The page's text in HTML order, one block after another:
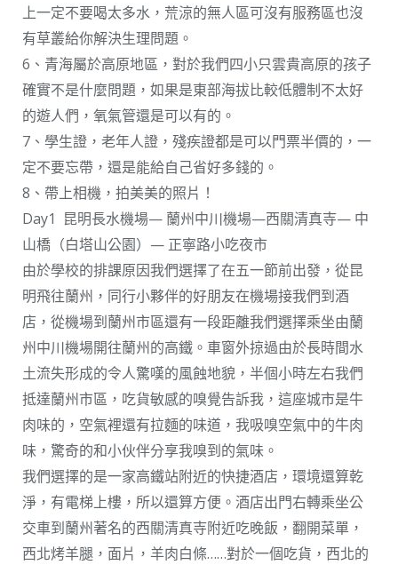
上一定不要喝太多水，荒涼的無人區可沒有服務區也沒
有草叢給你解決生理問題。
6、青海屬於高原地區，對於我們四小只雲貴高原的孩子
確實不是什麼問題，如果是東部海拔比較低體制不太好
的遊人們，氧氣管還是可以有的。
7、學生證，老年人證，殘疾證都是可以門票半價的，一
定不要忘帶，還是能給自己省好多錢的。
8、帶上相機，拍美美的照片！
Day1 昆明長水機場— 蘭州中川機場—西關清真寺— 中
山橋（白塔山公園）— 正寧路小吃夜市
由於學校的排課原因我們選擇了在五一節前出發，從昆
明飛往蘭州，同行小夥伴的好朋友在機場接我們到酒
店，從機場到蘭州市區還有一段距離我們選擇乘坐由蘭
州中川機場開往蘭州的高鐵。車窗外掠過由於長時間水
土流失形成的令人驚嘆的風蝕地貌，半個小時左右我們
抵達蘭州市區，吃貨敏感的嗅覺告訴我，這座城市是牛
肉味的，空氣裡還有拉麵的味道，我吸嗅空氣中的牛肉
味，驚奇的和小伙伴分享我嗅到的氣味。
我們選擇的是一家高鐵站附近的快捷酒店，環境還算乾
淨，有電梯上樓，所以還算方便。酒店出門右轉乘坐公
交車到蘭州著名的西關清真寺附近吃晚飯，翻開菜單，
西北烤羊腿，面片，羊肉白條……對於一個吃貨，西北的